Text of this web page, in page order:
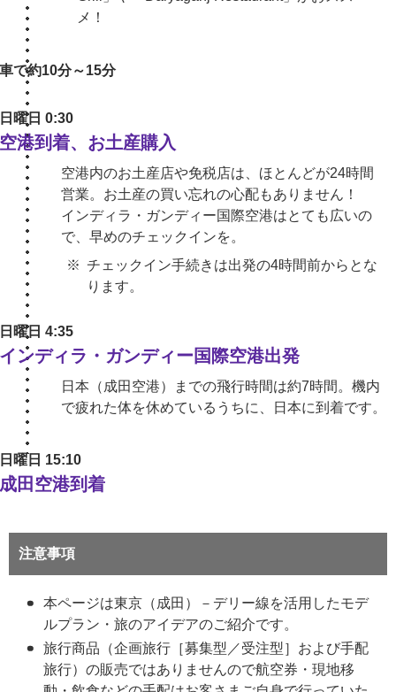
メ！
車で約10分～15分
日曜日 0:30
空港到着、お土産購入
空港内のお土産店や免税店は、ほとんどが24時間
営業。お土産の買い忘れの心配もありません！
インディラ・ガンディー国際空港はとても広いの
で、早めのチェックインを。
チェックイン手続きは出発の4時間前からとな
ります。
日曜日 4:35
インディラ・ガンディー国際空港出発
日本（成田空港）までの飛行時間は約7時間。機内
で疲れた体を休めているうちに、日本に到着です。
日曜日 15:10
成田空港到着
注意事項
本ページは東京（成田）－デリー線を活用したモデ
ルプラン・旅のアイデアのご紹介です。
旅行商品（企画旅行［募集型／受注型］および手配
旅行）の販売ではありませんので航空券・現地移